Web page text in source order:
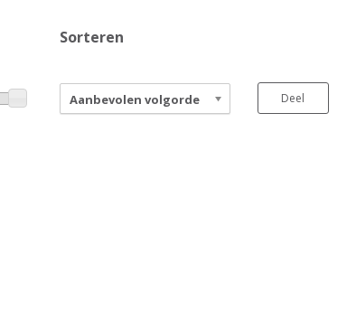
Sorteren
Aanbevolen volgorde Deel